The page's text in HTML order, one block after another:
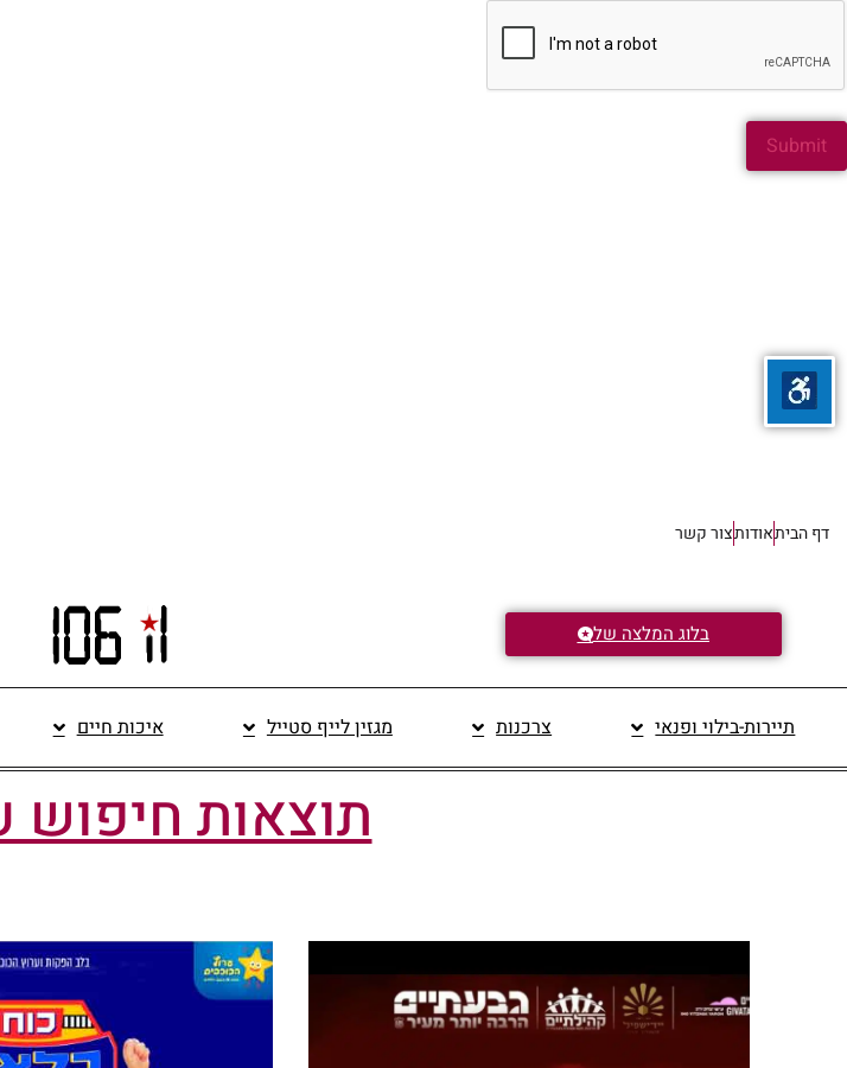
דף הביתאודותצור קשר
בלוג המלצה של
תיירות-בילוי ופנאי צרכנות מגזין לייף סטייל איכות חיים
תוצאות חיפוש